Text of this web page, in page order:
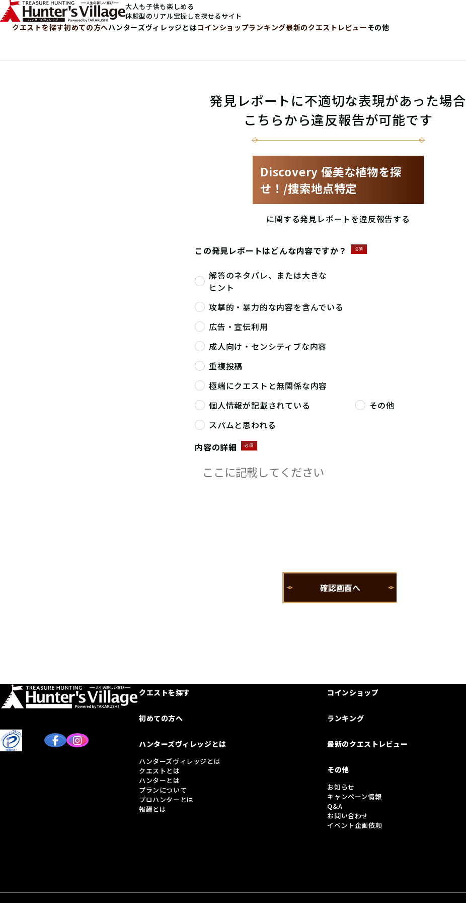
大人も子供も楽しめる
体験型のリアル宝探しを探せるサイト
クエストを探す初めての方へハンターズヴィレッジとはコインショップランキング最新のクエストレビューその他
発見レポートに不適切な表現があった場合
こちらから違反報告が可能です
Discovery 優美な植物を探
せ！/捜索地点特定
に関する発見レポートを違反報告する
この発見レポートはどんな内容ですか？ 必須
解答のネタバレ、または大きな
ヒント
攻撃的・暴力的な内容を含んでいる
広告・宣伝利用
成人向け・センシティブな内容
重複投稿
極端にクエストと無関係な内容
個人情報が記載されている
その他
スパムと思われる
内容の詳細
必須
クエストを探す
初めての方へ
ハンターズヴィレッジとは
ハンターズヴィレッジとは
クエストとは
ハンターとは
プランについて
プロハンターとは
報酬とは
コインショップ
ランキング
最新のクエストレビュー
その他
お知らせ
キャンペーン情報
Q&A
お問い合わせ
イベント企画依頼